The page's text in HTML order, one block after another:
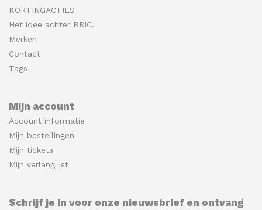
KORTINGACTIES
Het idee achter BRIC.
Merken
Contact
Tags
Mijn account
Account informatie
Mijn bestellingen
Mijn tickets
Mijn verlanglijst
Schrijf je in voor onze nieuwsbrief en ontvang